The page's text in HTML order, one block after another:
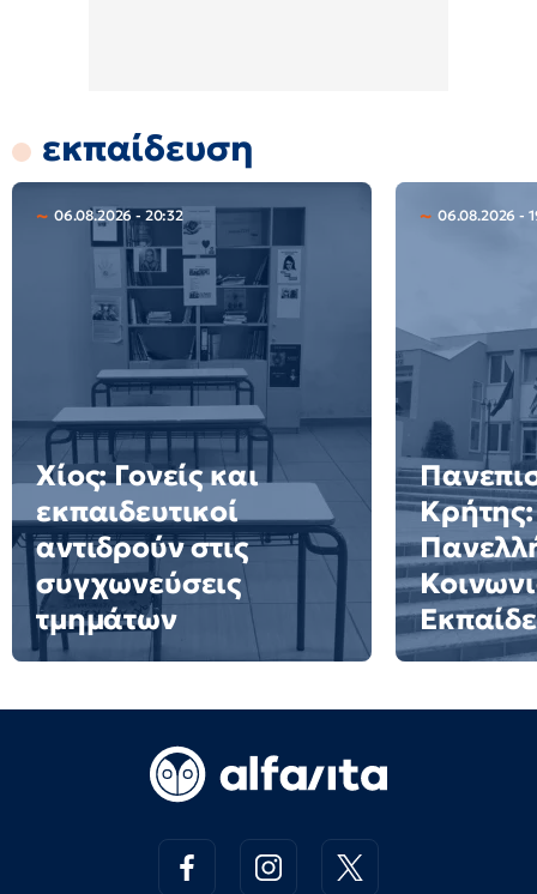
εκπαίδευση
06.08.2026 - 20:32
Χίος: Γονείς και
εκπαιδευτικοί
αντιδρούν στις
συγχωνεύσεις
τμημάτων
06.08.2026 -